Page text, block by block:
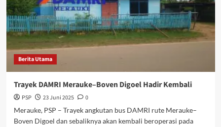
Pembangunan
Daerah
Kemendagri,
Bahas
Kemiskinan
Ekstrem
Di
Berita Utama
Trayek DAMRI Merauke–Boven Digoel Hadir Kembali
PSP 23 Juni 2025
0
Merauke, PSP – Trayek angkutan bus DAMRI rute Merauke–
Boven Digoel dan sebaliknya akan kembali beroperasi pada